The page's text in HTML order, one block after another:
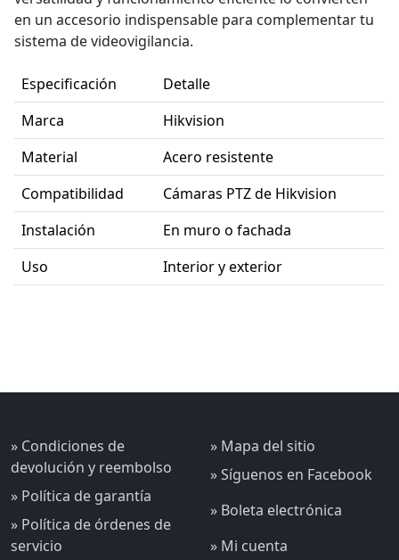
en un accesorio indispensable para complementar tu
sistema de videovigilancia.
Especificación
Detalle
Marca
Hikvision
Material
Acero resistente
Compatibilidad
Cámaras PTZ de Hikvision
Instalación
En muro o fachada
Uso
Interior y exterior
» Condiciones de
devolución y reembolso
» Política de garantía
» Política de órdenes de
servicio
» Mapa del sitio
» Síguenos en Facebook
» Boleta electrónica
» Mi cuenta